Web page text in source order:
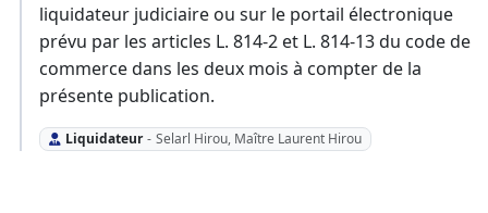
liquidateur judiciaire ou sur le portail électronique
prévu par les articles L. 814-2 et L. 814-13 du code de
commerce dans les deux mois à compter de la
présente publication.
Liquidateur - Selarl Hirou, Maître Laurent Hirou